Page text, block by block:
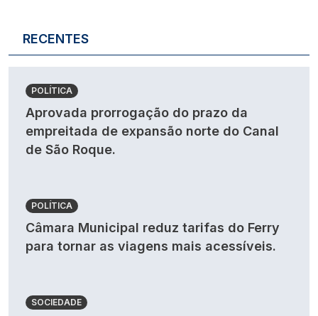
RECENTES
POLÍTICA
Aprovada prorrogação do prazo da
empreitada de expansão norte do Canal
de São Roque.
POLÍTICA
Câmara Municipal reduz tarifas do Ferry
para tornar as viagens mais acessíveis.
SOCIEDADE